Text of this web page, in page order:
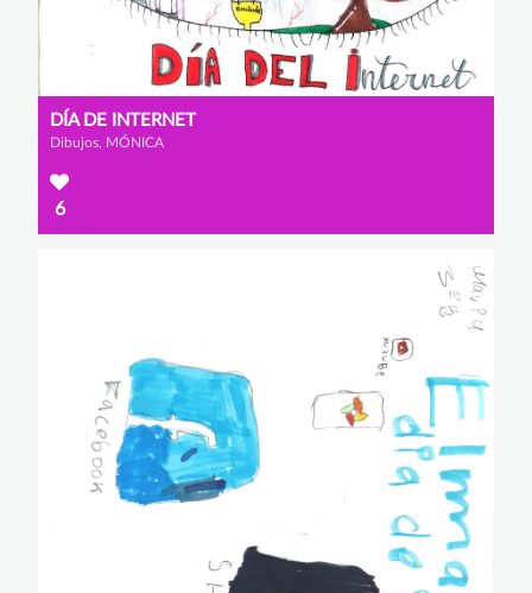
DÍA DE INTERNET
Dibujos, MÓNICA
6